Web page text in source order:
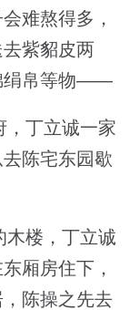
难熬得多，
紫貂皮两
绢帛等物——
丁立诚一家
陈宅东园歇
楼，丁立诚
厢房住下，
陈操之先去